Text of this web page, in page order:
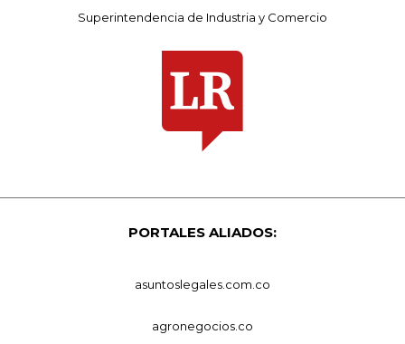
Superintendencia de Industria y Comercio
PORTALES ALIADOS:
asuntoslegales.com.co
agronegocios.co